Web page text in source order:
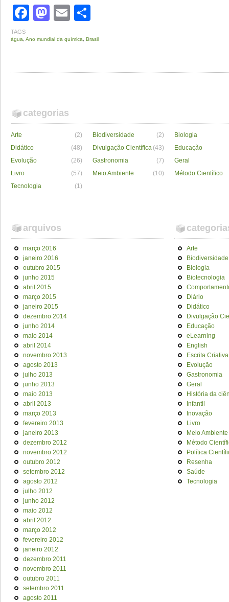
Facebook
Mastodon
Email
TAGS
água Ano mundial da química Brasil
categorias
Arte (2) Biodiversidade (2)
Biologia
Didático
(48) Divulgação Científica (43)
Educação
Evolução
(26) Gastronomia (7)
Geral
Livro
(57) Meio Ambiente (10)
Método Científico
Tecnologia
(1)
arquivos
março 2016
janeiro 2016
outubro 2015
junho 2015
abril 2015
março 2015
janeiro 2015
dezembro 2014
junho 2014
maio 2014
abril 2014
novembro 2013
agosto 2013
julho 2013
junho 2013
maio 2013
abril 2013
março 2013
fevereiro 2013
janeiro 2013
dezembro 2012
novembro 2012
outubro 2012
setembro 2012
agosto 2012
julho 2012
junho 2012
maio 2012
abril 2012
março 2012
fevereiro 2012
janeiro 2012
dezembro 2011
novembro 2011
outubro 2011
setembro 2011
agosto 2011
Arte
Biodiversidade
Biologia
Biotecnologia
Diário
Didático
Divulgação
Educação
eLearning
English
Escrita Criativa
Evolução
Gastronomia
Geral
História da
Infantil
Inovação
Livro
Meio Ambiente
Método
Política
Resenha
Saúde
Tecnologia